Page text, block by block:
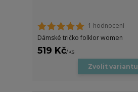
1 hodnocení
Dámské tričko folklor women
519 Kč/ks
Zvolit variantu